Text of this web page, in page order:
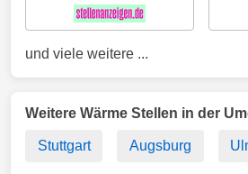
und viele weitere ...
Weitere Wärme Stellen in der
Stuttgart Augsburg